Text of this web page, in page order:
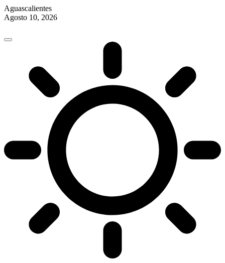
Aguascalientes
Agosto 10, 2026
content